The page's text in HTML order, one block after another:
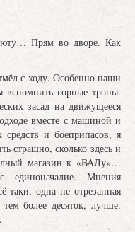
Прям во дворе. Как
с ходу. Особенно наши
горные тропы.
засад на движущееся
вместе с машиной и
и боеприпасов, я
страшно, сколько здесь и
магазин к «ВАЛу»…
Мнения
таки, одна не отрезанная
более десяток, лучше.